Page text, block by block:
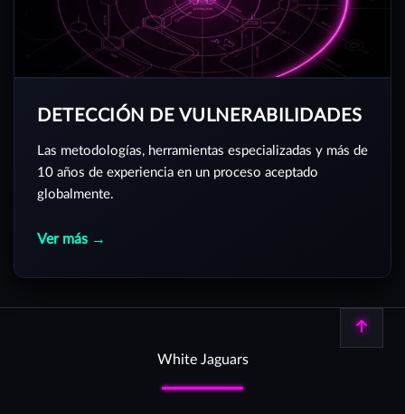
DETECCIÓN DE VULNERABILIDADES
Las metodologías, herramientas especializadas y más de
10 años de experiencia en un proceso aceptado
globalmente.
Ver más →
White Jaguars